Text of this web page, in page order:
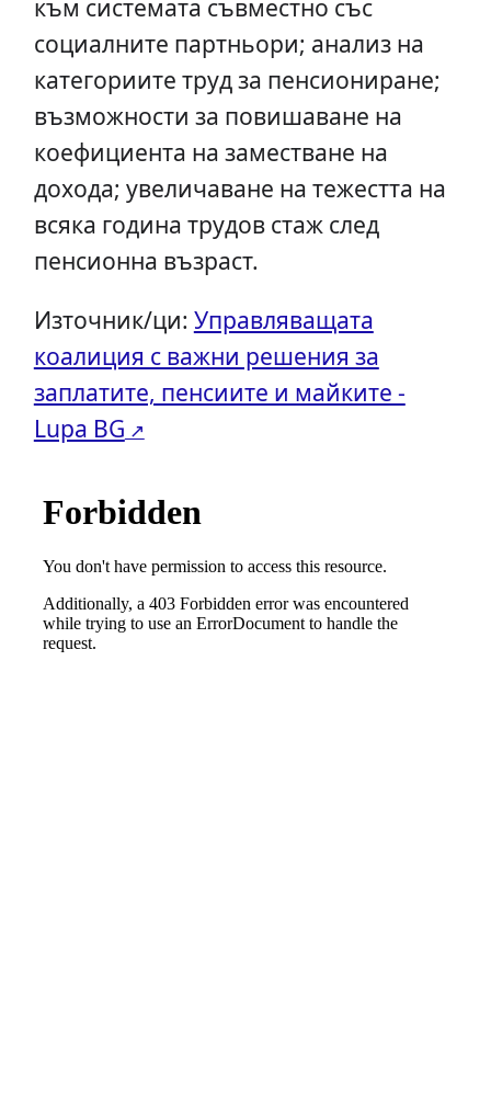
към системата съвместно със
социалните партньори; анализ на
категориите труд за пенсиониране;
възможности за повишаване на
коефициента на заместване на
дохода; увеличаване на тежестта на
всяка година трудов стаж след
пенсионна възраст.
Източник/ци: Управляващата
коалиция с важни решения за
заплатите, пенсиите и майките -
Lupa BG